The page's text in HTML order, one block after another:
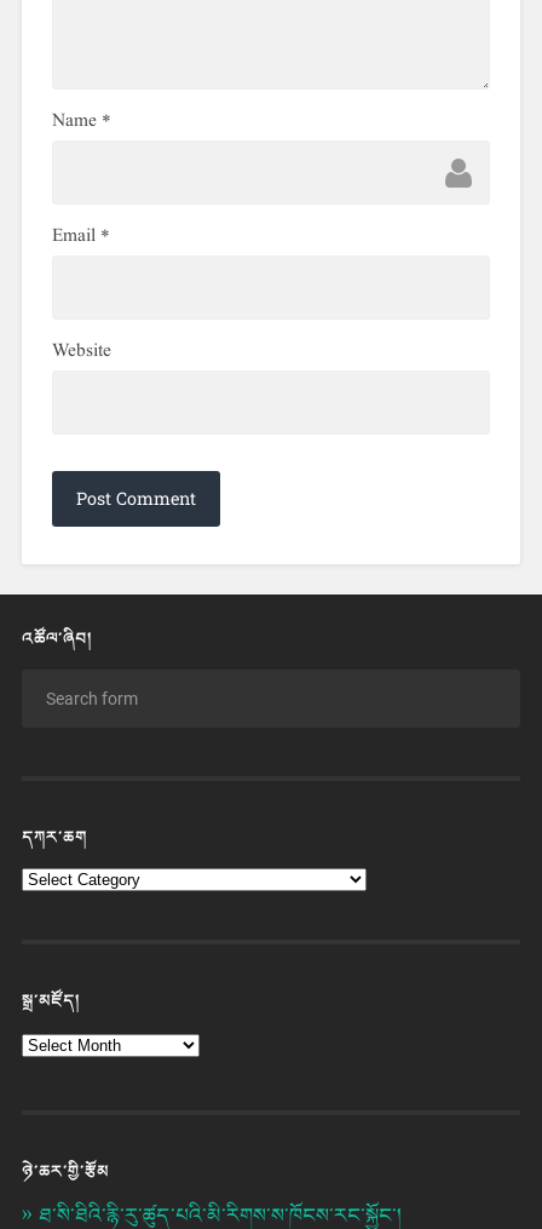
Name*
Email*
Website
འཚོལ་ཞིབ།
དཀར་ཆག
སྒྲ་མཛོད།
ཉེ་ཆར་གྱི་རྩོམ
ཐ་སི་ཐིའི་རྙི་རུ་ཚུད་པའི་མི་རིགས་ས་ཁོངས་རང་སྐྱོང་།